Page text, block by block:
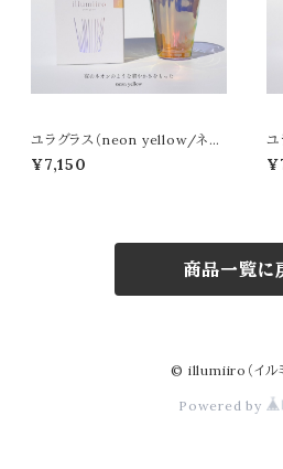
ユラグラス（neon yellow/ネオ
ンイエロー）
¥7,150
リ
商品一覧に
© illumiiro（イルミ
Powered by